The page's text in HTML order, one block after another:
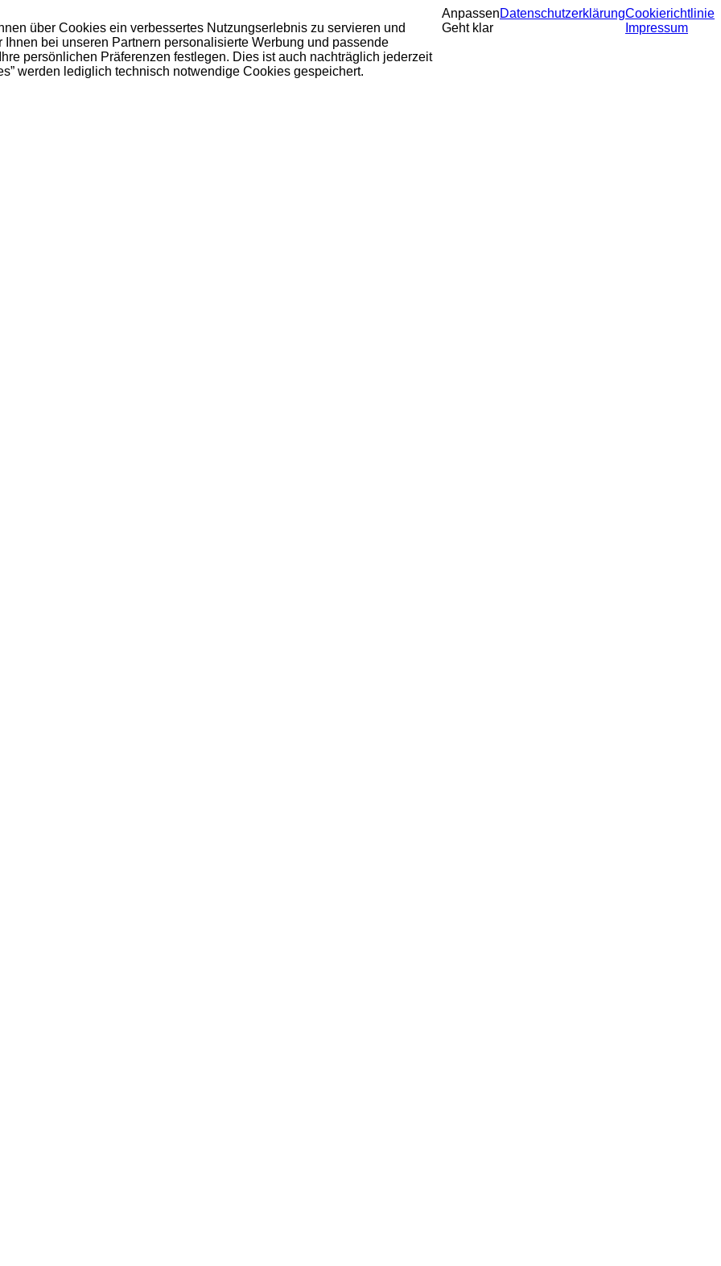
über Cookies ein verbessertes Nutzungserlebnis zu servieren und
bei unseren Partnern personalisierte Werbung und passende
persönlichen Präferenzen festlegen. Dies ist auch nachträglich jederzeit
werden lediglich technisch notwendige Cookies gespeichert.
Anpassen
Geht klar
DatenschutzerklärungCookierichtlinie
Impressum